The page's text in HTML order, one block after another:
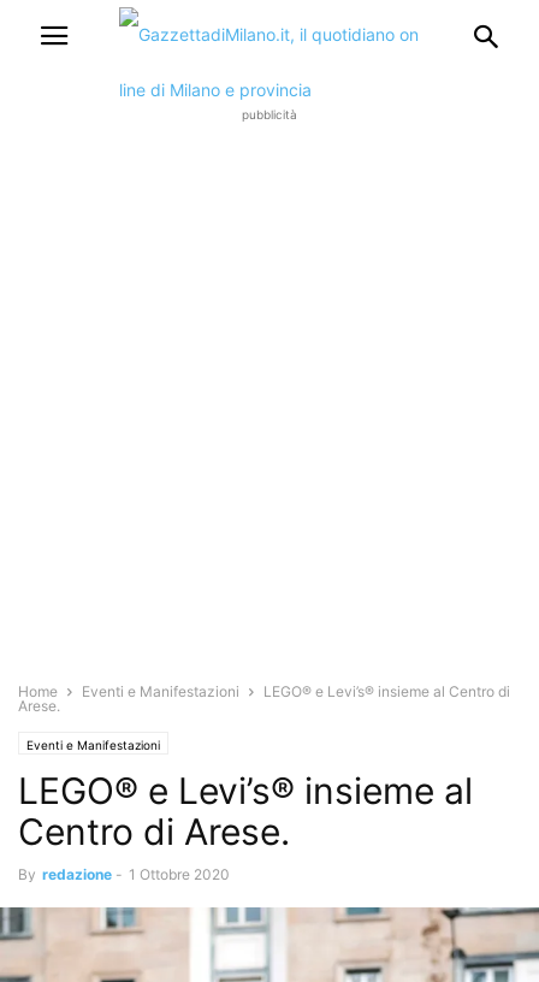
pubblicità
Home Eventi e Manifestazioni
LEGO® e Levi’s® insieme al Centro di
Arese.
Eventi e Manifestazioni
LEGO® e Levi’s® insieme al
Centro di Arese.
By redazione - 1 Ottobre 2020